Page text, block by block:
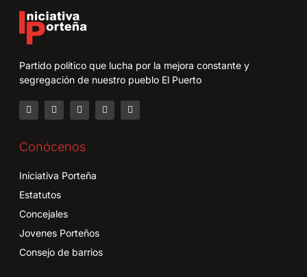
Partido político que lucha por la mejora constante y
segregación de nuestro pueblo El Puerto
Conócenos
Iniciativa Porteña
Estatutos
Concejales
Jovenes Porteños
Consejo de barrios